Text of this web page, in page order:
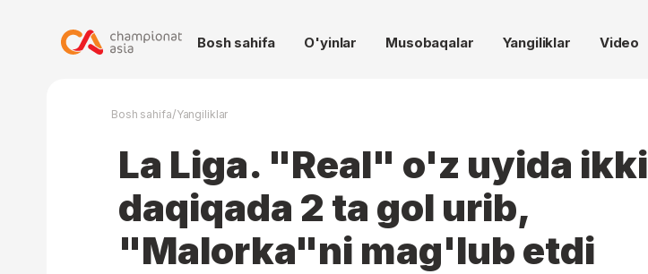
Bosh sahifa O'yinlar Musobaqalar Yangiliklar Video
Bosh sahifa/Yangiliklar
La Liga. "Real" o'z uyida ikki
daqiqada 2 ta gol urib,
"Malorka"ni mag'lub etdi